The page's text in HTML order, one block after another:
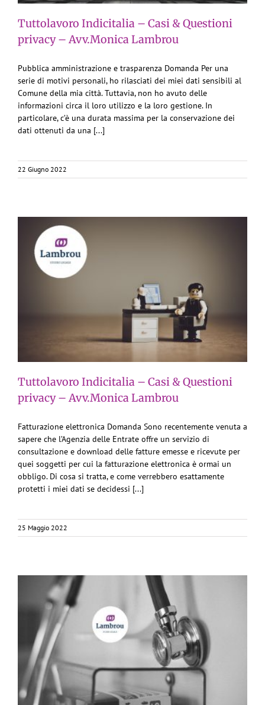
Tuttolavoro Indicitalia – Casi & Questioni
privacy – Avv.Monica Lambrou
Pubblica amministrazione e trasparenza Domanda Per una
serie di motivi personali, ho rilasciati dei miei dati sensibili al
Comune della mia città. Tuttavia, non ho avuto delle
informazioni circa il loro utilizzo e la loro gestione. In
particolare, c’è una durata massima per la conservazione dei
dati ottenuti da una [...]
22 Giugno 2022
Tuttolavoro Indicitalia – Casi & Questioni
privacy – Avv.Monica Lambrou
Fatturazione elettronica Domanda Sono recentemente venuta a
sapere che l’Agenzia delle Entrate offre un servizio di
consultazione e download delle fatture emesse e ricevute per
quei soggetti per cui la fatturazione elettronica è ormai un
obbligo. Di cosa si tratta, e come verrebbero esattamente
protetti i miei dati se decidessi [...]
25 Maggio 2022